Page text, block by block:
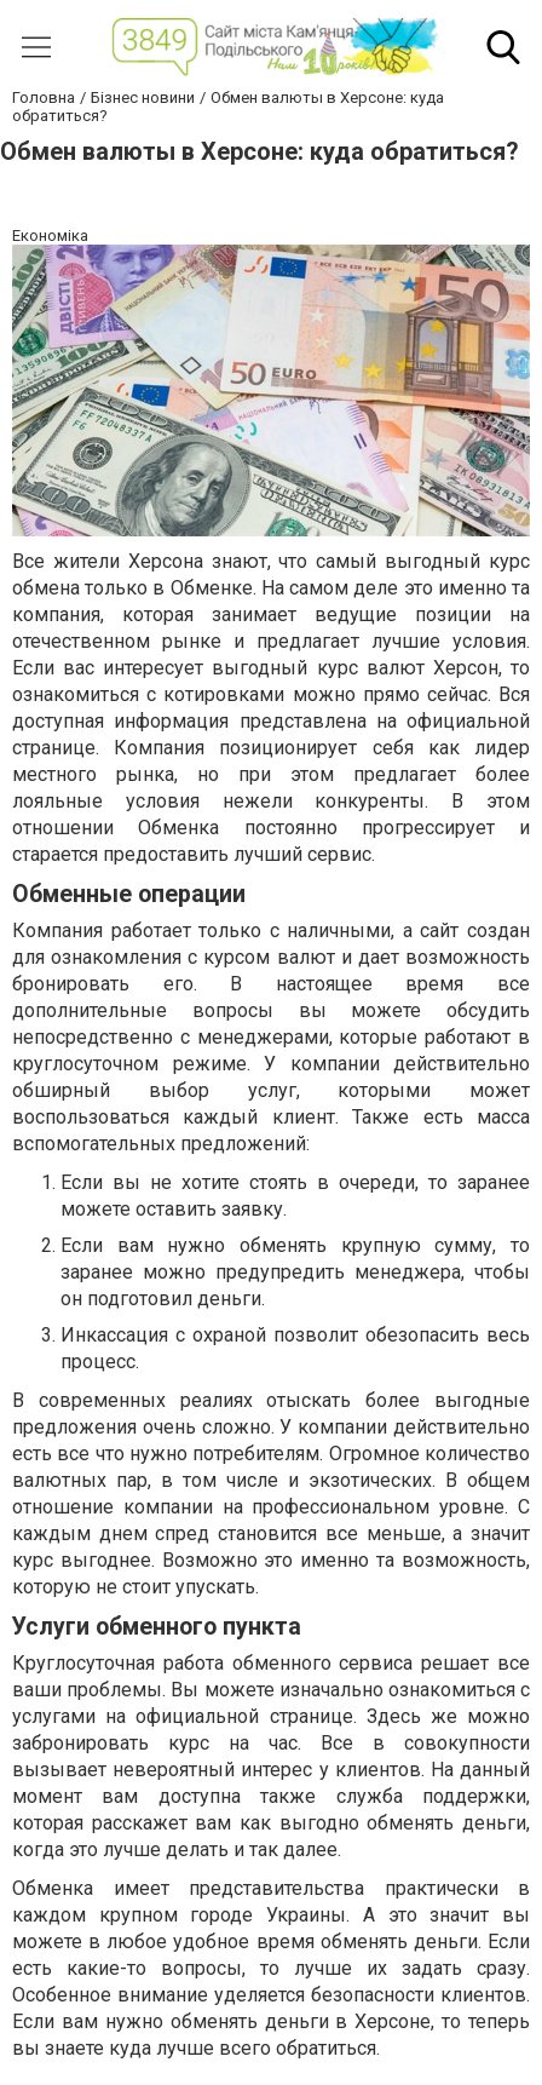
Головна Бізнес новини
Обмен валюты в Херсоне: куда
обратиться?
Обмен валюты в Херсоне: куда обратиться?
Економіка
Все жители Херсона знают, что самый выгодный курс
обмена только в Обменке. На самом деле это именно та
компания, которая занимает ведущие позиции на
отечественном рынке и предлагает лучшие условия.
Если вас интересует выгодный курс валют Херсон, то
ознакомиться с котировками можно прямо сейчас. Вся
доступная информация представлена на официальной
странице. Компания позиционирует себя как лидер
местного рынка, но при этом предлагает более
лояльные условия нежели конкуренты. В этом
отношении Обменка постоянно прогрессирует и
старается предоставить лучший сервис.
Обменные операции
Компания работает только с наличными, а сайт создан
для ознакомления с курсом валют и дает возможность
бронировать его. В настоящее время все
дополнительные вопросы вы можете обсудить
непосредственно с менеджерами, которые работают в
круглосуточном режиме. У компании действительно
обширный выбор услуг, которыми может
воспользоваться каждый клиент. Также есть масса
вспомогательных предложений:
Если вы не хотите стоять в очереди, то заранее
можете оставить заявку.
Если вам нужно обменять крупную сумму, то
заранее можно предупредить менеджера, чтобы
он подготовил деньги.
Инкассация с охраной позволит обезопасить весь
процесс.
В современных реалиях отыскать более выгодные
предложения очень сложно. У компании действительно
есть все что нужно потребителям. Огромное количество
валютных пар, в том числе и экзотических. В общем
отношение компании на профессиональном уровне. С
каждым днем спред становится все меньше, а значит
курс выгоднее. Возможно это именно та возможность,
которую не стоит упускать.
Услуги обменного пункта
Круглосуточная работа обменного сервиса решает все
ваши проблемы. Вы можете изначально ознакомиться с
услугами на официальной странице. Здесь же можно
забронировать курс на час. Все в совокупности
вызывает невероятный интерес у клиентов. На данный
момент вам доступна также служба поддержки,
которая расскажет вам как выгодно обменять деньги,
когда это лучше делать и так далее.
Обменка имеет представительства практически в
каждом крупном городе Украины. А это значит вы
можете в любое удобное время обменять деньги. Если
есть какие-то вопросы, то лучше их задать сразу.
Особенное внимание уделяется безопасности клиентов.
Если вам нужно обменять деньги в Херсоне, то теперь
вы знаете куда лучше всего обратиться.